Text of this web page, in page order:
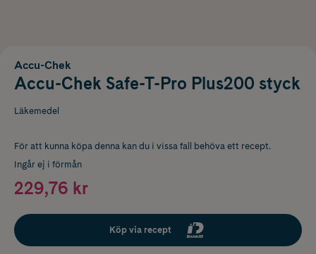
Accu-Chek
Accu-Chek Safe-T-Pro Plus200 styck
Läkemedel
För att kunna köpa denna kan du i vissa fall behöva ett recept.
Ingår ej i förmån
229,76 kr
Köp via recept